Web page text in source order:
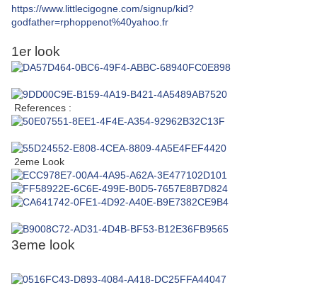
https://www.littlecigogne.com/signup/kid?
godfather=rphoppenot%40yahoo.fr
1er look
References :
2eme Look
3eme look